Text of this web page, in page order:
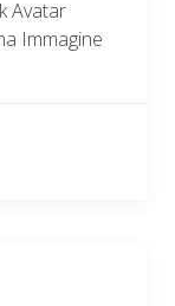
Avatar
Immagine